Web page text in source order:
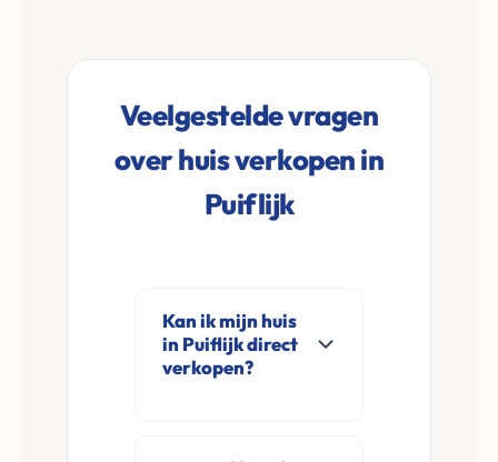
Veelgestelde vragen
over huis verkopen in
Puiflijk
Kan ik mijn huis
in Puiflijk direct
verkopen?